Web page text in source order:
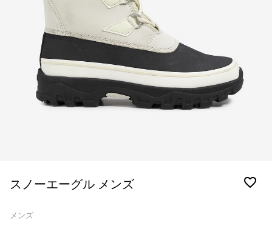
スノーエーグル メンズ
メンズ